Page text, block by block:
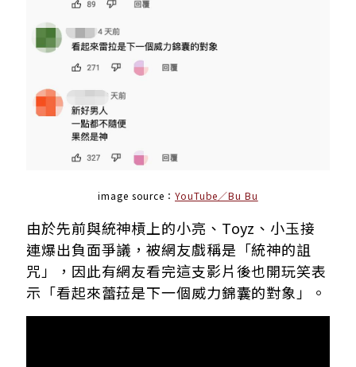
image source： YouTube／Bu Bu
由於先前與統神槓上的小亮、Toyz、小玉接
連爆出負面爭議，被網友戲稱是「統神的詛
咒」，因此有網友看完這支影片後也開玩笑表
示「看起來蕾菈是下一個威力錦囊的對象」。